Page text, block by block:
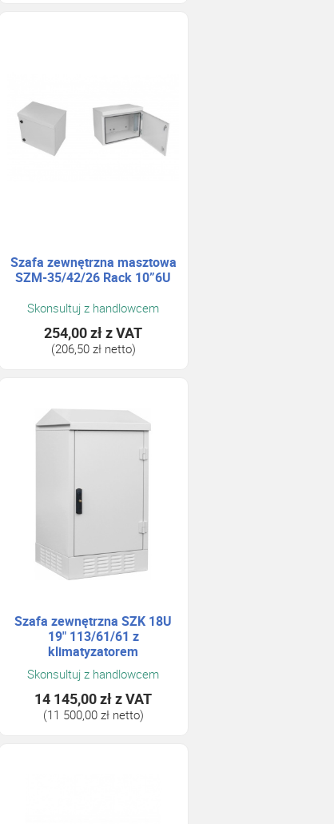
Szafa zewnętrzna masztowa
SZM-35/42/26 Rack 10”6U
Skonsultuj z handlowcem
254,00 złz VAT
(206,50 zł netto)
Szafa zewnętrzna SZK 18U
19" 113/61/61 z
klimatyzatorem
Skonsultuj z handlowcem
14 145,00 złz VAT
(11 500,00 zł netto)